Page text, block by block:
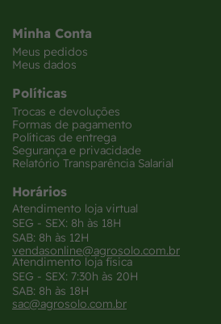
Minha Conta
Meus pedidos
Meus dados
Políticas
Trocas e devoluções
Formas de pagamento
Políticas de entrega
Segurança e privacidade
Relatório Transparência Salarial
Horários
Atendimento loja virtual
SEG - SEX: 8h às 18H
SAB: 8h às 12H
vendasonline@agrosolo.com.br
Atendimento loja física
SEG - SEX: 7:30h às 20H
SAB: 8h às 18H
sac@agrosolo.com.br